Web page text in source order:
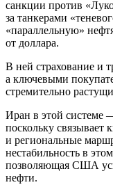
санкции против
за танкерами
«параллельную»
от доллара.
В ней страхование и
а ключевыми
стремительно
Иран в этой
поскольку связывает
и региональные
нестабильность в
позволяющая США
нефти.